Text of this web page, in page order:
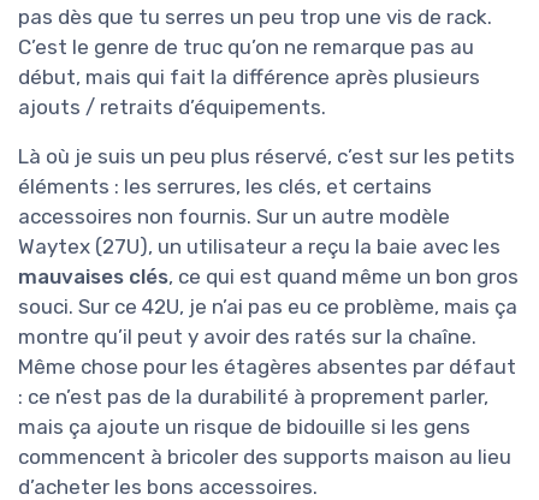
pas dès que tu serres un peu trop une vis de rack.
C’est le genre de truc qu’on ne remarque pas au
début, mais qui fait la différence après plusieurs
ajouts / retraits d’équipements.
Là où je suis un peu plus réservé, c’est sur les petits
éléments : les serrures, les clés, et certains
accessoires non fournis. Sur un autre modèle
Waytex (27U), un utilisateur a reçu la baie avec les
mauvaises clés, ce qui est quand même un bon gros
souci. Sur ce 42U, je n’ai pas eu ce problème, mais ça
montre qu’il peut y avoir des ratés sur la chaîne.
Même chose pour les étagères absentes par défaut
: ce n’est pas de la durabilité à proprement parler,
mais ça ajoute un risque de bidouille si les gens
commencent à bricoler des supports maison au lieu
d’acheter les bons accessoires.